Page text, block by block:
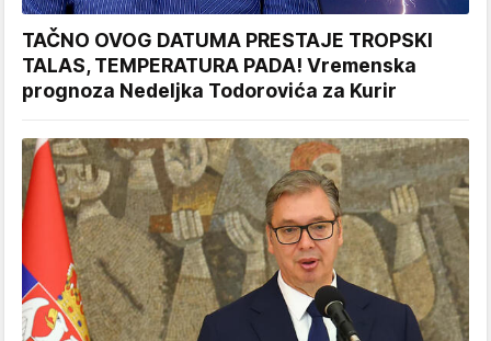
TAČNO OVOG DATUMA PRESTAJE TROPSKI
TALAS, TEMPERATURA PADA! Vremenska
prognoza Nedeljka Todorovića za Kurir